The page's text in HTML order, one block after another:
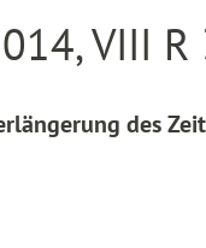
VIII
des